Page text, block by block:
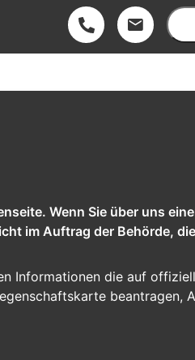
Wenn Sie über uns
im Auftrag der Behörde,
Informationen die auf
beantragen,